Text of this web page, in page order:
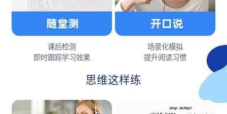
课后检测
即时跟踪学习效果
场景化模拟
提升阅读习惯
思维这样练